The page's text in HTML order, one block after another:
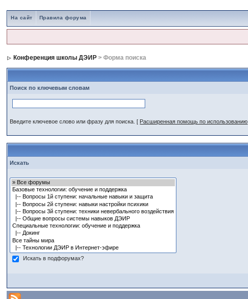
На сайт Правила форума
Конференция школы ДЭИР > Форма поиска
Поиск по ключевым словам
Введите ключевое слово или фразу для поиска. [ Расширенная помощь по использованию
Искать
Искать в подфорумах?